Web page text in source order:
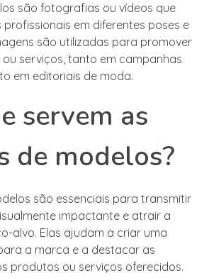
são fotografias ou vídeos que
em diferentes poses e
são utilizadas para promover
serviços, tanto em campanhas
em editoriais de moda.
servem as
de modelos?
são essenciais para transmitir
impactante e atrair a
alvo. Elas ajudam a criar uma
a marca e a destacar as
produtos ou serviços oferecidos.